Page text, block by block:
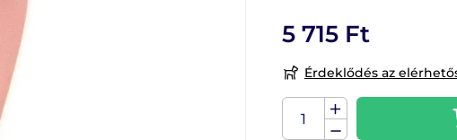
5 715 Ft
Érdeklődés az